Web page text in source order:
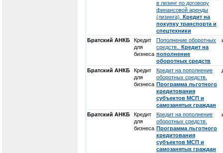
в лизинг по договору
финансовой аренды
(лизинга). Кредит на
покупку транспорта и
спецтехники
Братский АНКБ
Кредит
для
бизнеса
Пополнение оборотных
средств.. Кредит на
пополнение
оборотных средств
Братский АНКБ
Кредит
для
бизнеса
Кредит на пополнение
оборотных средств.
Программа льготного
кредитования
субъектов МСП и
самозанятых граждан
Братский АНКБ
Кредит
для
бизнеса
Кредит на пополнение
оборотных средств.
Программа льготного
кредитования
субъектов МСП и
самозанятых граждан